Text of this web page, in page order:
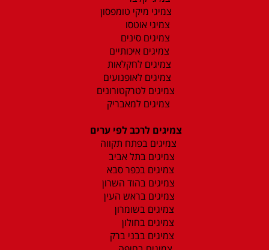
צמיגי מיקי טומפסון
צמיגי אוטסו
צמיגים סינים
צמיגים איכותיים
צמיגים לחקלאות
צמיגים לאופנועים
צמיגים לטרקטורונים
צמיגים למאבריק
צמיגים לרכב לפי ערים
צמיגים בפתח תקווה
צמיגים בתל אביב
צמיגים בכפר סבא
צמיגים בהוד השרון
צמיגים בראש העין
צמיגים בשומרון
צמיגים בחולון
צמיגים בבני ברק